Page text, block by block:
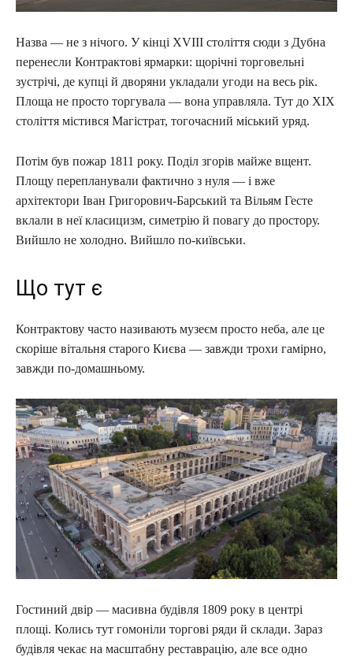
Назва — не з нічого. У кінці XVIII століття сюди з Дубна
перенесли Контрактові ярмарки: щорічні торговельні
зустрічі, де купці й дворяни укладали угоди на весь рік.
Площа не просто торгувала — вона управляла. Тут до XIX
століття містився Магістрат, тогочасний міський уряд.
Потім був пожар 1811 року. Поділ згорів майже вщент.
Площу перепланували фактично з нуля — і вже
архітектори Іван Григорович-Барський та Вільям Гесте
вклали в неї класицизм, симетрію й повагу до простору.
Вийшло не холодно. Вийшло по-київськи.
Що тут є
Контрактову часто називають музеєм просто неба, але це
скоріше вітальня старого Києва — завжди трохи гамірно,
завжди по-домашньому.
Гостиний двір — масивна будівля 1809 року в центрі
площі. Колись тут гомоніли торгові ряди й склади. Зараз
будівля чекає на масштабну реставрацію, але все одно